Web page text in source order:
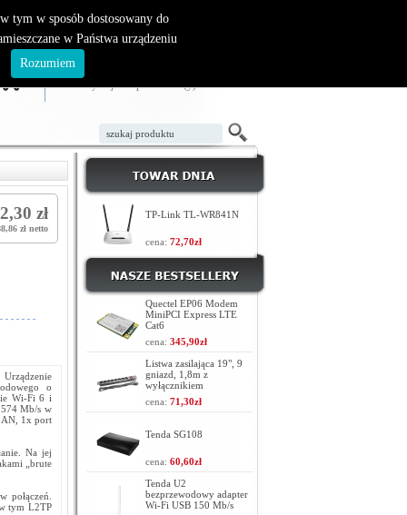
TWÓJ KOSZYK
W koszyku jest 0 produktów(y)
ZAŁÓŻ KONTO LOGOWANIE
zł
zł netto
o
Wi-Fi 6 i
Mb/s w
1x port
Na jej
„brute
tym L2TP
TP-Link TL-WR841N
cena: 72,70zł
Quectel EP06 Modem
MiniPCI Express LTE
Cat6
cena: 345,90zł
Listwa zasilająca 19", 9
gniazd, 1,8m z
wyłącznikiem
cena: 71,30zł
Tenda SG108
cena: 60,60zł
Tenda U2
bezprzewodowy adapter
Wi-Fi USB 150 Mb/s
tym w sposób dostosowany do
w Państwa urządzeniu
Rozumiem